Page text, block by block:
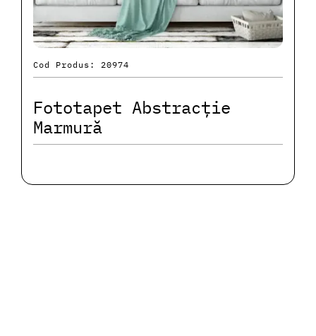
Cod Produs: 20974
Fototapet Abstracție
Marmură